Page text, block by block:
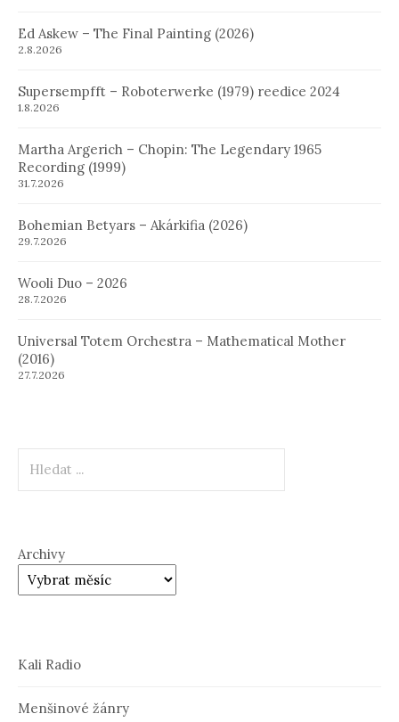
Ed Askew – The Final Painting (2026)
2.8.2026
Supersempfft – Roboterwerke (1979) reedice 2024
1.8.2026
Martha Argerich – Chopin: The Legendary 1965
Recording (1999)
31.7.2026
Bohemian Betyars – Akárkifia (2026)
29.7.2026
Wooli Duo – 2026
28.7.2026
Universal Totem Orchestra – Mathematical Mother
(2016)
27.7.2026
Archivy
Kali Radio
Menšinové žánry